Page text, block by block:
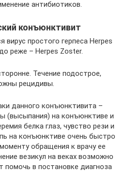
антибиотиков.
конъюнктивит
вирус простого герпеса Herpes
реже – Herpes Zoster.
Течение подострое,
рецидивы.
данного конъюнктивита –
(высыпания) на конъюнктиве и
белка глаз, чувство рези и
на конъюнктиве очень быстро
обращения к врачу ее
везикул на веках возможно
помочь в постановке диагноза